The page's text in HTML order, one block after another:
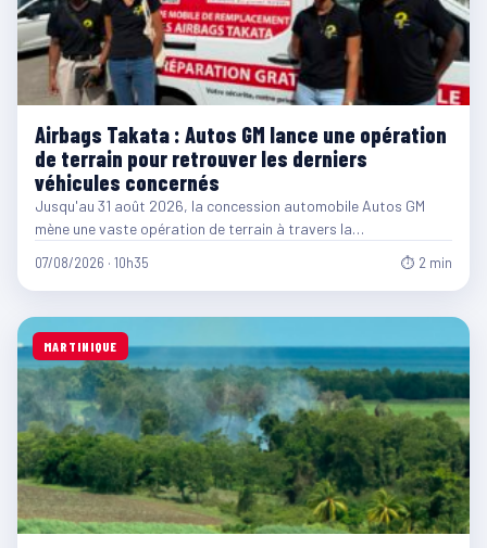
Airbags Takata : Autos GM lance une opération
de terrain pour retrouver les derniers
véhicules concernés
Jusqu'au 31 août 2026, la concession automobile Autos GM
mène une vaste opération de terrain à travers la…
07/08/2026 · 10h35 ⏱ 2 min
MARTINIQUE